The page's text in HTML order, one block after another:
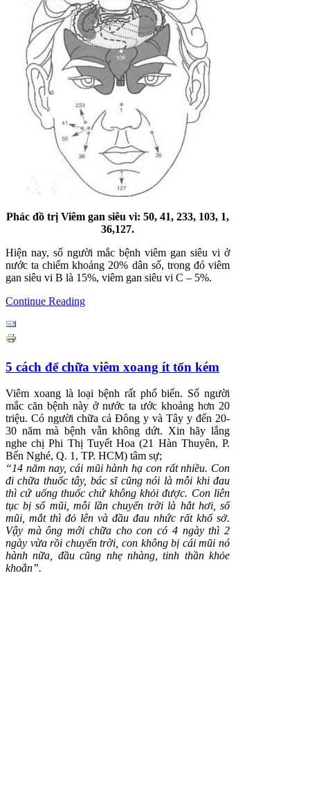
Phác đồ trị Viêm gan siêu vi: 50, 41, 233, 103, 1,
36,127.
Hiện nay, số người mắc bệnh viêm gan siêu vi ở
nước ta chiếm khoảng 20% dân số, trong đó viêm
gan siêu vi B là 15%, viêm gan siêu vi C – 5%.
Continue Reading
5 cách để chữa viêm xoang ít tốn kém
Viêm xoang là loại bệnh rất phổ biến. Số người
mắc căn bệnh này ở nước ta ước khoảng hơn 20
triệu. Có người chữa cả Đông y và Tây y đến 20-
30 năm mà bệnh vẫn không dứt. Xin hãy lắng
nghe chị Phi Thị Tuyết Hoa (21 Hàn Thuyên, P.
Bến Nghé, Q. 1, TP. HCM) tâm sự;
“14 năm nay, cái mũi hành hạ con rất nhiều. Con
đi chữa thuốc tây, bác sĩ cũng nói là mỗi khi đau
thì cứ uống thuốc chứ không khỏi được. Con liên
tục bị sổ mũi, mỗi lần chuyển trời là hắt hơi, sổ
mũi, mắt thì đỏ lên và đầu đau nhức rất khổ sở.
Vậy mà ông mới chữa cho con có 4 ngày thì 2
ngày vừa rồi chuyển trời, con không bị cái mũi nó
hành nữa, đầu cũng nhẹ nhàng, tinh thần khỏe
khoắn”.